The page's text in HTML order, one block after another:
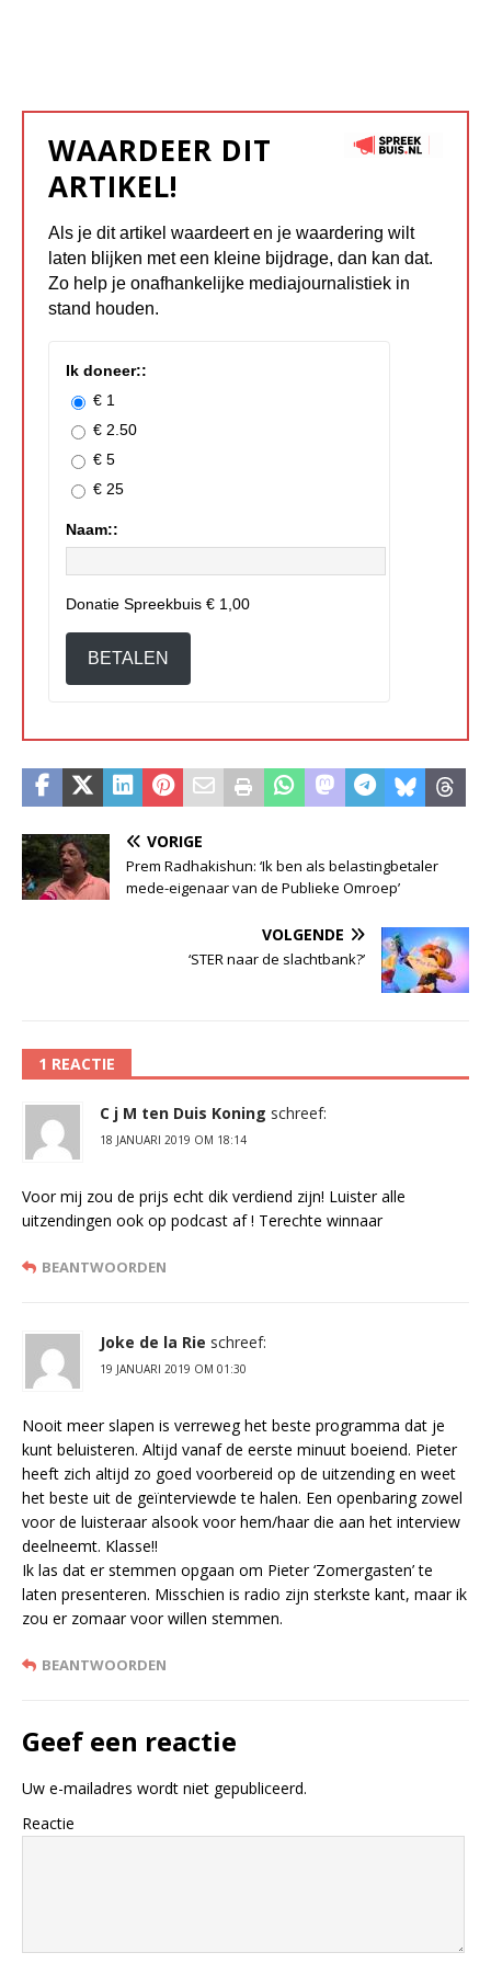
WAARDEER DIT
ARTIKEL!
Als je dit artikel waardeert en je waardering wilt
laten blijken met een kleine bijdrage, dan kan dat.
Zo help je onafhankelijke mediajournalistiek in
stand houden.
Ik doneer::
€ 1
€ 2.50
€ 5
€ 25
Naam::
Donatie Spreekbuis € 1,00
BETALEN
VORIGE
Prem Radhakishun: ‘Ik ben als belastingbetaler
mede-eigenaar van de Publieke Omroep’
VOLGENDE
‘STER naar de slachtbank?’
1 REACTIE
C j M ten Duis Koning schreef:
18 JANUARI 2019 OM 18:14
Voor mij zou de prijs echt dik verdiend zijn! Luister alle
uitzendingen ook op podcast af ! Terechte winnaar
BEANTWOORDEN
Joke de la Rie schreef:
19 JANUARI 2019 OM 01:30
Nooit meer slapen is verreweg het beste programma dat je
kunt beluisteren. Altijd vanaf de eerste minuut boeiend. Pieter
heeft zich altijd zo goed voorbereid op de uitzending en weet
het beste uit de geïnterviewde te halen. Een openbaring zowel
voor de luisteraar alsook voor hem/haar die aan het interview
deelneemt. Klasse!!
Ik las dat er stemmen opgaan om Pieter ‘Zomergasten’ te
laten presenteren. Misschien is radio zijn sterkste kant, maar ik
zou er zomaar voor willen stemmen.
BEANTWOORDEN
Geef een reactie
Uw e-mailadres wordt niet gepubliceerd.
Reactie